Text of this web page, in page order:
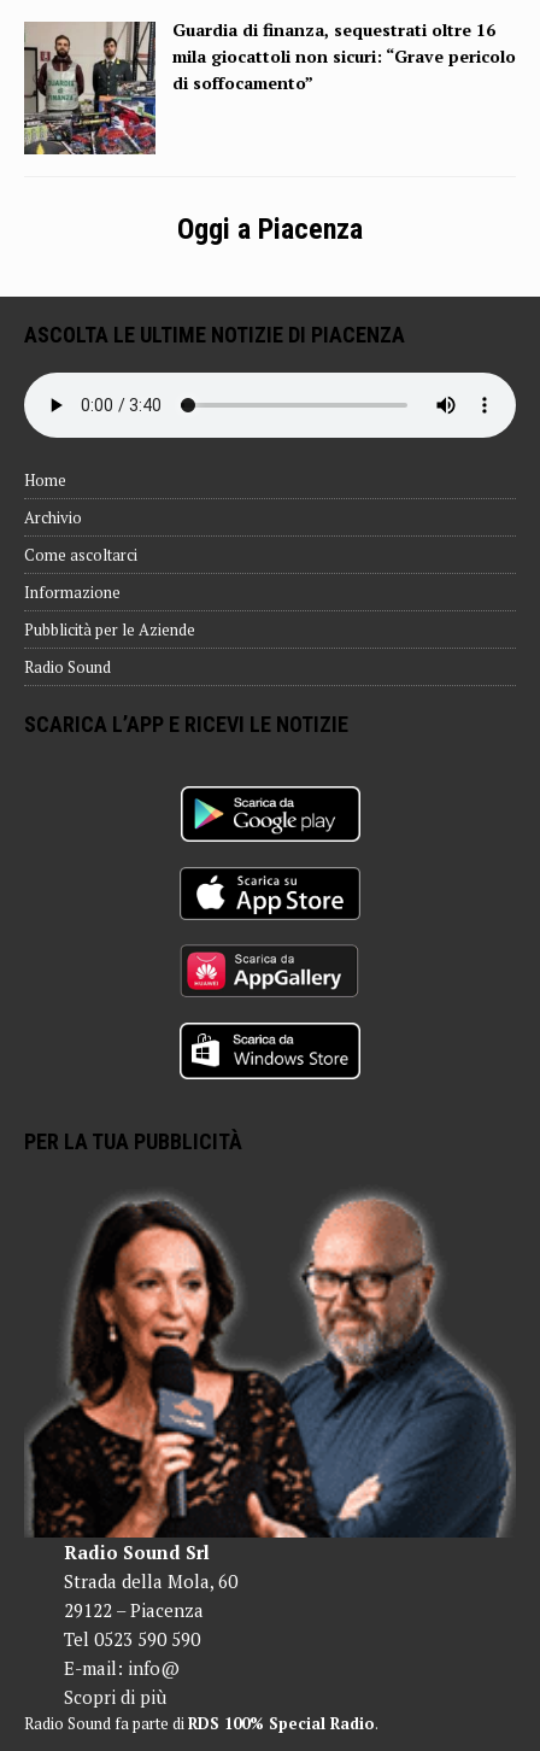
Guardia di finanza, sequestrati oltre 16
mila giocattoli non sicuri: “Grave pericolo
di soffocamento”
Oggi a Piacenza
ASCOLTA LE ULTIME NOTIZIE DI PIACENZA
Home
Archivio
Come ascoltarci
Informazione
Pubblicità per le Aziende
Radio Sound
SCARICA L’APP E RICEVI LE NOTIZIE
PER LA TUA PUBBLICITÀ
Radio Sound Srl
Strada della Mola, 60
29122 – Piacenza
Tel 0523 590 590
E-mail: info@
Scopri di più
Radio Sound fa parte diRDS 100% Special Radio.